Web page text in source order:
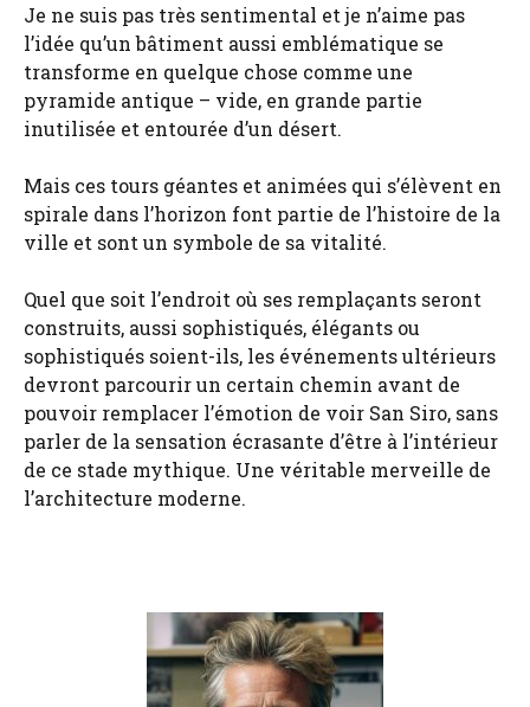
Je ne suis pas très sentimental et je n’aime pas
l’idée qu’un bâtiment aussi emblématique se
transforme en quelque chose comme une
pyramide antique – vide, en grande partie
inutilisée et entourée d’un désert.
Mais ces tours géantes et animées qui s’élèvent en
spirale dans l’horizon font partie de l’histoire de la
ville et sont un symbole de sa vitalité.
Quel que soit l’endroit où ses remplaçants seront
construits, aussi sophistiqués, élégants ou
sophistiqués soient-ils, les événements ultérieurs
devront parcourir un certain chemin avant de
pouvoir remplacer l’émotion de voir San Siro, sans
parler de la sensation écrasante d’être à l’intérieur
de ce stade mythique. Une véritable merveille de
l’architecture moderne.